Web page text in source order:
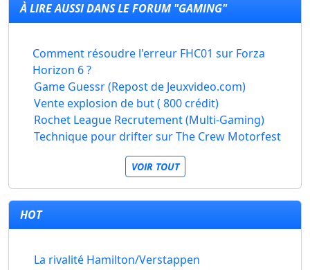
À LIRE AUSSI DANS LE FORUM "GAMING"
Comment résoudre l'erreur FHC01 sur Forza
Horizon 6 ?
Game Guessr (Repost de Jeuxvideo.com)
Vente explosion de but ( 800 crédit)
Rochet League Recrutement (Multi-Gaming)
Technique pour drifter sur The Crew Motorfest
VOIR TOUT
HOT
La rivalité Hamilton/Verstappen